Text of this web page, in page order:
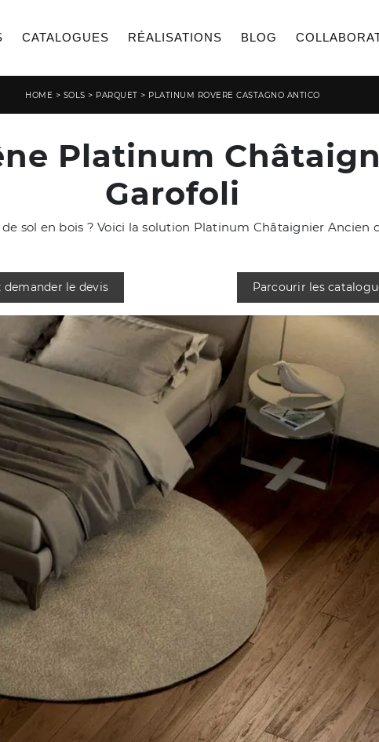
CATALOGUES RÉALISATIONS BLOG
HOME > SOLS > PARQUET > PLATINUM ROVERE CASTAGNO ANTICO
Platinum
Garofoli
sol en bois ? Voici la solution Platinum Châtaignier Ancien
demander le devis Parcourir les